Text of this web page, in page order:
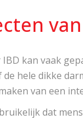
kan vaak
de hele dikke
van een
dat